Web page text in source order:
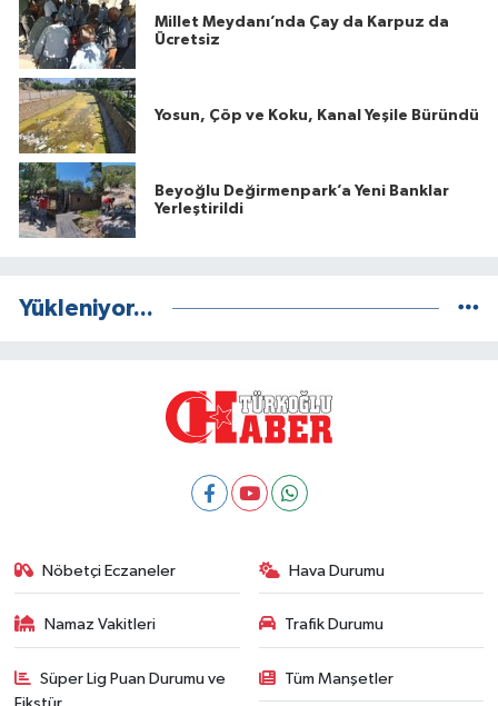
Millet Meydanı’nda Çay da Karpuz da
Ücretsiz
Yosun, Çöp ve Koku, Kanal Yeşile Büründü
Beyoğlu Değirmenpark’a Yeni Banklar
Yerleştirildi
Yükleniyor...
Nöbetçi Eczaneler Hava Durumu
Namaz Vakitleri Trafik Durumu
Süper Lig Puan Durumu ve
Tüm Manşetler